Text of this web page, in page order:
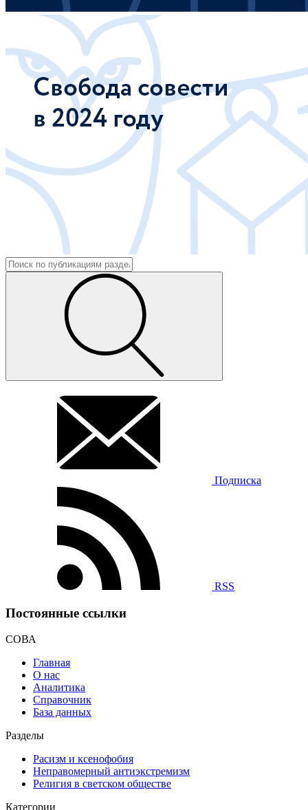
Подписка
RSS
Постоянные ссылки
СОВА
Главная
О нас
Аналитика
Справочник
База данных
Разделы
Расизм и ксенофобия
Неправомерный антиэкстремизм
Религия в светском обществе
Категории